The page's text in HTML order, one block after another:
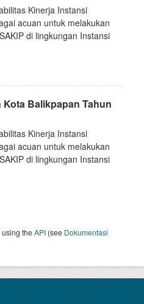
Kinerja Instansi
acuan untuk melakukan
di lingkungan Instansi
Balikpapan Tahun
Kinerja Instansi
acuan untuk melakukan
di lingkungan Instansi
using theAPI (see Dokumentasi